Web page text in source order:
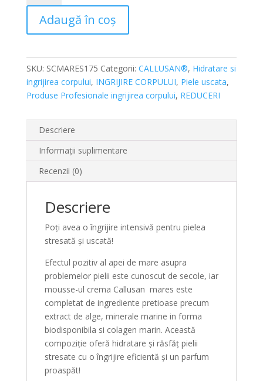
cremă
pentru
îngrijirea
corpului
Callusan
MARES
175ml
Adaugă în coș
SKU: SCMARES175 Categorii: CALLUSAN®, Hidratare si
ingrijirea corpului, INGRIJIRE CORPULUI, Piele uscata,
Produse Profesionale ingrijirea corpului, REDUCERI
Descriere
Informații suplimentare
Recenzii (0)
Descriere
Poți avea o îngrijire intensivă pentru pielea
stresată și uscată!
Efectul pozitiv al apei de mare asupra
problemelor pielii este cunoscut de secole, iar
mousse-ul crema Callusan mares este
completat de ingrediente pretioase precum
extract de alge, minerale marine in forma
biodisponibila si colagen marin. Această
compoziție oferă hidratare și răsfăț pielii
stresate cu o îngrijire eficientă și un parfum
proaspăt!